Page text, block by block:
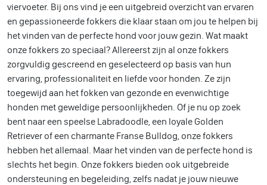
viervoeter. Bij ons vind je een uitgebreid overzicht van ervaren
en gepassioneerde fokkers die klaar staan om jou te helpen bij
het vinden van de perfecte hond voor jouw gezin. Wat maakt
onze fokkers zo speciaal? Allereerst zijn al onze fokkers
zorgvuldig gescreend en geselecteerd op basis van hun
ervaring, professionaliteit en liefde voor honden. Ze zijn
toegewijd aan het fokken van gezonde en evenwichtige
honden met geweldige persoonlijkheden. Of je nu op zoek
bent naar een speelse Labradoodle, een loyale Golden
Retriever of een charmante Franse Bulldog, onze fokkers
hebben het allemaal. Maar het vinden van de perfecte hond is
slechts het begin. Onze fokkers bieden ook uitgebreide
ondersteuning en begeleiding, zelfs nadat je jouw nieuwe